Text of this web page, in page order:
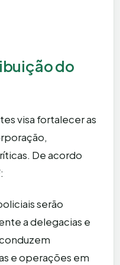
do
visa fortalecer as
De acordo
serão
a delegacias e
e operações em